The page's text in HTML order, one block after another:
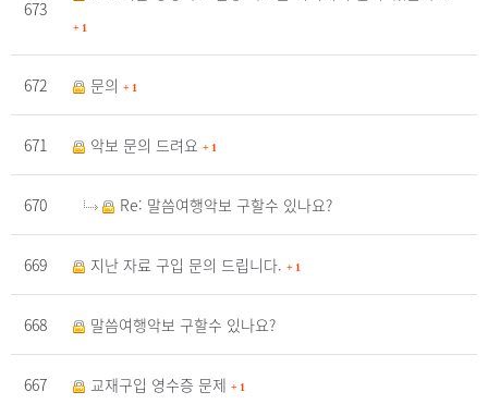
673
+ 1
672 문의 + 1
671 악보 문의 드려요 + 1
670 Re: 말씀여행악보 구할수 있나요?
669 지난 자료 구입 문의 드립니다. + 1
668 말씀여행악보 구할수 있나요?
667 교재구입 영수증 문제 + 1